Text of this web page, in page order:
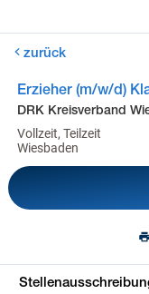
zurück
Erzieher (m/w/d)
DRK Kreisverband
Vollzeit, Teilzeit
Wiesbaden